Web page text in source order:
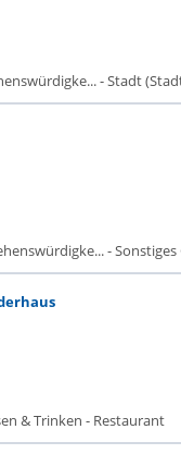
- Stadt
-
& Trinken - Restaurant